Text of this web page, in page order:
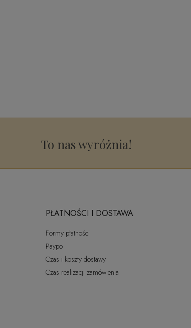
To nas wyróżnia!
PŁATNOŚCI I DOSTAWA
Formy płatności
Paypo
Czas i koszty dostawy
Czas realizacji zamówienia